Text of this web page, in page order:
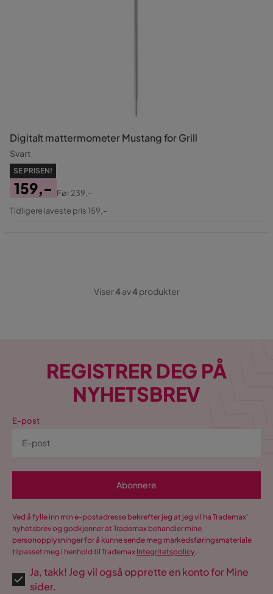
Digitalt mattermometer Mustang for Grill
Svart
SE PRISEN!
Pris
159,-
Original
Før239,-
Tidligere laveste pris 159,-
Viser4av4produkter
REGISTRER DEG PÅ
NYHETSBREV
E-post
Abonnere
Ved å fylle inn min e-postadresse bekrefter jeg at jeg vil ha Trademax’
nyhetsbrev og godkjenner at Trademax behandler mine
personopplysninger for å kunne sende meg markedsføringsmateriale
tilpasset meg i henhold til Trademax Integritetspolicy.
Ja, takk! Jeg vil også opprette en konto for Mine
sider.